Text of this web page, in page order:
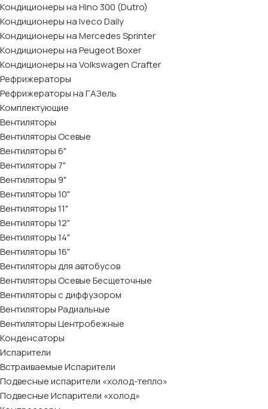
Кондиционеры на Hino 300 (Dutro)
Кондиционеры на Iveco Daily
Кондиционеры на Mercedes Sprinter
Кондиционеры на Peugeot Boxer
Кондиционеры на Volkswagen Crafter
Рефрижераторы
Рефрижераторы на ГАЗель
Комплектующие
Вентиляторы
Вентиляторы Осевые
Вентиляторы 6"
Вентиляторы 7"
Вентиляторы 9"
Вентиляторы 10"
Вентиляторы 11"
Вентиляторы 12"
Вентиляторы 14"
Вентиляторы 16"
Вентиляторы для автобусов
Вентиляторы Осевые Бесщеточные
Вентиляторы с диффузором
Вентиляторы Радиальные
Вентиляторы Центробежные
Конденсаторы
Испарители
Встраиваемые Испарители
Подвесные испарители «холод-тепло»
Подвесные Испарители «холод»